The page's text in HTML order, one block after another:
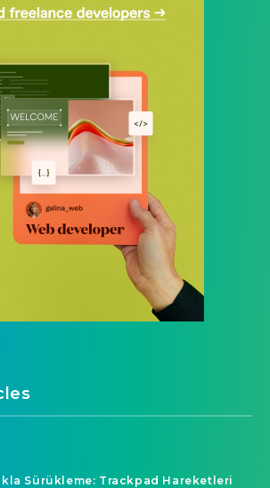
Sürükleme: Trackpad Hareketleri